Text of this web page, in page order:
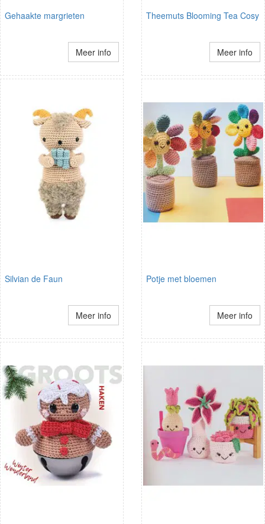
Gehaakte margrieten
Meer info
Theemuts Blooming Tea Cosy
Meer info
Silvian de Faun
Meer info
Potje met bloemen
Meer info